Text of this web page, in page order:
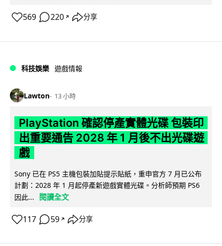
569 220 ↗ 分享
科技娛樂 遊戲情報
Lawton 13 小時
PlayStation 確認停產實體光碟 包裝印
出重要通告 2028 年 1 月後不出光碟遊
戲
Sony 已在 PS5 主機包裝加貼提示貼紙，重申官方 7 月已公布
計劃：2028 年 1 月起停產新遊戲實體光碟。分析師預期 PS6
因此...
閱讀全文
117 59 ↗ 分享